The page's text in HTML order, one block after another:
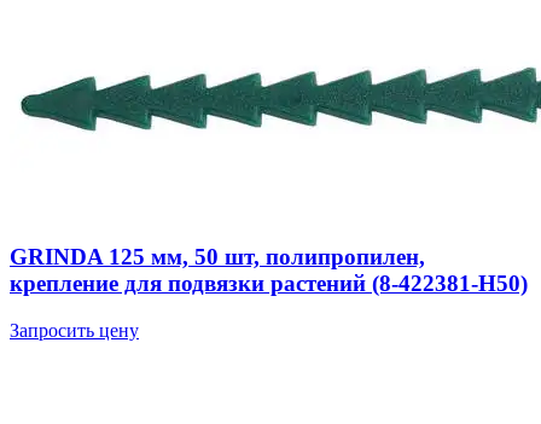
GRINDA 125 мм, 50 шт, полипропилен,
крепление для подвязки растений (8-422381-H50)
Запросить цену